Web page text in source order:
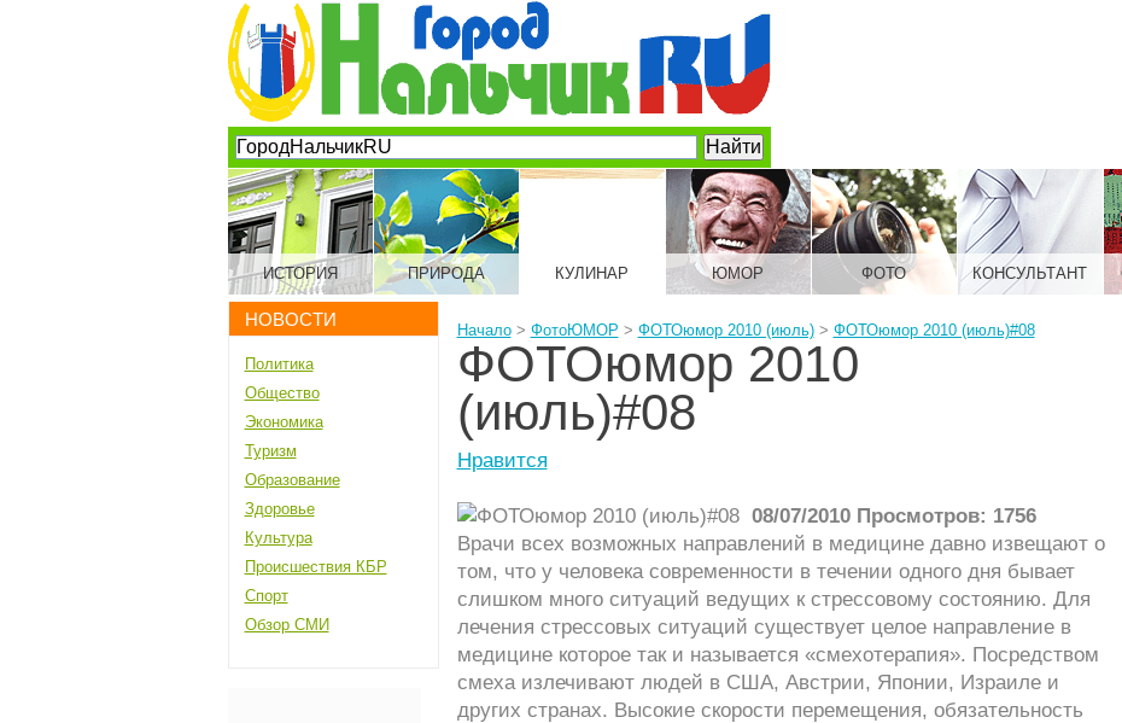
ИСТОРИЯ ПРИРОДА КУЛИНАР ЮМОР ФОТО КОНСУЛЬТАНТ
НОВОСТИ
Политика
Общество
Экономика
Туризм
Образование
Здоровье
Культура
Происшествия КБР
Спорт
Обзор СМИ
Начало> ФотоЮМОР > ФОТОюмор 2010 (июль)> ФОТОюмор 2010 (июль)#08
ФОТОюмор 2010
(июль)#08
Нравится
08/07/2010 Просмотров: 1756
Врачи всех возможных направлений в медицине давно извещают о
том, что у человека современности в течении одного дня бывает
слишком много ситуаций ведущих к стрессовому состоянию. Для
лечения стрессовых ситуаций существует целое направление в
медицине которое так и называется «смехотерапия». Посредством
смеха излечивают людей в США, Австрии, Японии, Израиле и
других странах. Высокие скорости перемещения, обязательность